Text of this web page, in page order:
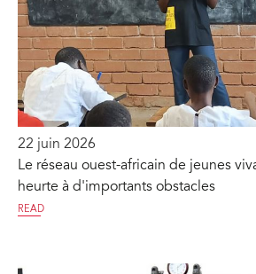
22 juin 2026
Le réseau ouest-africain de jeunes
heurte à d'importants obstacles
READ